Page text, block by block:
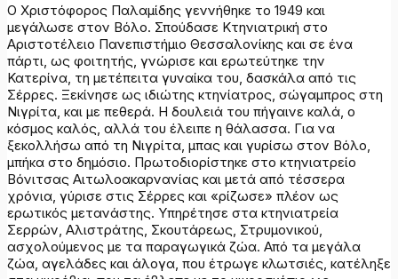
Ο Χριστόφορος Παλαμίδης γεννήθηκε το 1949 και
μεγάλωσε στον Βόλο. Σπούδασε Κτηνιατρική στο
Αριστοτέλειο Πανεπιστήμιο Θεσσαλονίκης και σε ένα
πάρτι, ως φοιτητής, γνώρισε και ερωτεύτηκε την
Κατερίνα, τη μετέπειτα γυναίκα του, δασκάλα από τις
Σέρρες. Ξεκίνησε ως ιδιώτης κτηνίατρος, σώγαμπρος στη
Νιγρίτα, και με πεθερά. Η δουλειά του πήγαινε καλά, ο
κόσμος καλός, αλλά του έλειπε η θάλασσα. Για να
ξεκολλήσω από τη Νιγρίτα, μπας και γυρίσω στον Βόλο,
μπήκα στο δημόσιο. Πρωτοδιορίστηκε στο κτηνιατρείο
Βόνιτσας Αιτωλοακαρνανίας και μετά από τέσσερα
χρόνια, γύρισε στις Σέρρες και «ρίζωσε» πλέον ως
ερωτικός μετανάστης. Υπηρέτησε στα κτηνιατρεία
Σερρών, Αλιστράτης, Σκουτάρεως, Στρυμονικού,
ασχολούμενος με τα παραγωγικά ζώα. Από τα μεγάλα
ζώα, αγελάδες και άλογα, που έτρωγε κλωτσιές, κατέληξε